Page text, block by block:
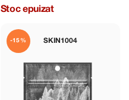
Stoc epuizat
SKIN1004
-15%